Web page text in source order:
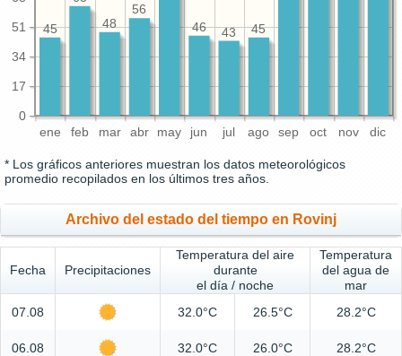
ene feb mar abr may jun jul ago sep oct nov dic
0
17
34
51 45
43
46
56
48
45
* Los gráficos anteriores muestran los datos meteorológicos
promedio recopilados en los últimos tres años.
Archivo del estado del tiempo en Rovinj
Fecha Precipitaciones
Temperatura del aire
durante
el día / noche
Temperatura
del agua de
mar
07.08
32.0°C 26.5°C 28.2°C
06.08 32.0°C 26.0°C 28.2°C